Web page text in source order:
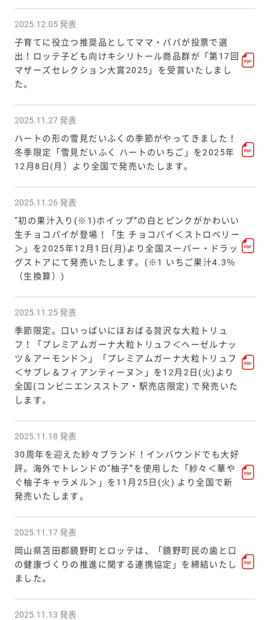
2025.12.05 発表
子育てに役立つ推奨品としてママ・パパが投票で選
出！ロッテ子ども向けキシリトール商品群が「第17回
マザーズセレクション大賞2025」を受賞いたしまし
た。
2025.11.27 発表
ハートの形の雪見だいふくの季節がやってきました！
冬季限定「雪見だいふく ハートのいちご」を2025年
12月8日(月）より全国で発売いたします。
2025.11.26 発表
“初の果汁入り(※1)ホイップ”の白とピンクがかわいい
生チョコパイが登場！「生 チョコパイ＜ストロベリー
＞」を2025年12月1日(月)より全国スーパー・ドラッ
グストアにて発売いたします。(※1 いちご果汁4.3％
（生換算）)
2025.11.25 発表
季節限定。口いっぱいにほおばる贅沢な大粒トリュ
フ！「プレミアムガーナ大粒トリュフ＜ヘーゼルナッ
ツ＆アーモンド＞」「プレミアムガーナ大粒トリュフ
＜サブレ＆フィアンティーヌ＞」を12月2日(火)より
全国(コンビニエンスストア・駅売店限定) で発売いた
します。
2025.11.18 発表
30周年を迎えた紗々ブランド！インバウンドでも大好
評。海外でトレンドの“柚子”を使用した「紗々＜華や
ぐ柚子キャラメル＞」を11月25日(火) より全国で新
発売いたします。
2025.11.17 発表
岡山県苫田郡鏡野町とロッテは、「鏡野町民の歯と口
の健康づくりの推進に関する連携協定」を締結いたし
ました。
2025.11.13 発表